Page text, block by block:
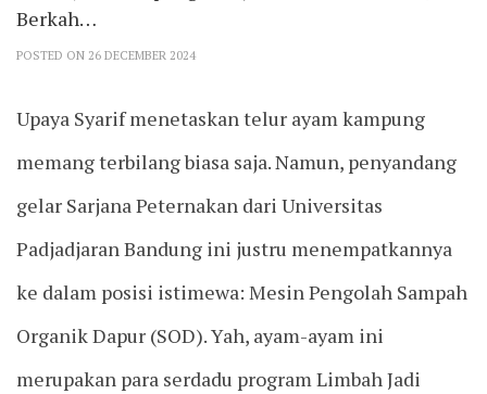
Berkah…
POSTED ON 26 DECEMBER 2024
Upaya Syarif menetaskan telur ayam kampung
memang terbilang biasa saja. Namun, penyandang
gelar Sarjana Peternakan dari Universitas
Padjadjaran Bandung ini justru menempatkannya
ke dalam posisi istimewa: Mesin Pengolah Sampah
Organik Dapur (SOD). Yah, ayam-ayam ini
merupakan para serdadu program Limbah Jadi